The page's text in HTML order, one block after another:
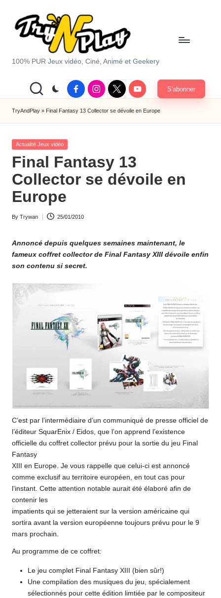
T
y
A
d
P
la
y.
c
m
100% PUR Jeux vidéo, Ciné, Animé et Geekery
FacebookInstagram
X
|
Twitter
Youtube S'abonner
TryAndPlay » Final Fantasy 13 Collector se dévoile en Europe
Posted
Actualité Jeux vidéo
Final Fantasy 13
Collector se dévoile en
Europe
Posted
By Trywan 25/01/2010
Annoncé depuis quelques semaines maintenant, le
fameux coffret collector de Final Fantasy XIII dévoile enfin
son contenu si secret.
C’est par l’intermédiaire d’un communiqué de presse officiel de
l’éditeur SquarEnix / Eidos, que l’on apprend l’existence
officielle du coffret collector prévu pour la sortie du jeu Final
Fantasy
XIII en Europe. Je vous rappelle que celui-ci est annoncé
comme exclusif au territoire européen, en tout cas pour
l’instant. Cette attention notable aurait été élaboré afin de
contenir les
impatients qui se jetteraient sur la version américaine qui
sortira avant la version européenne toujours prévu pour le 9
mars prochain.
Au programme de ce coffret:
Le jeu complet Final Fantasy XIII (bien sûr!)
Une compilation des musiques du jeu, spécialement
sélectionnés pour cette édition limtiée par le compositeur